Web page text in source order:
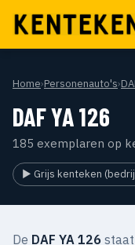
Home›Personenauto's›
DAF YA 126
185 exemplaren op
▶ Grijs kenteken
De DAF YA 126